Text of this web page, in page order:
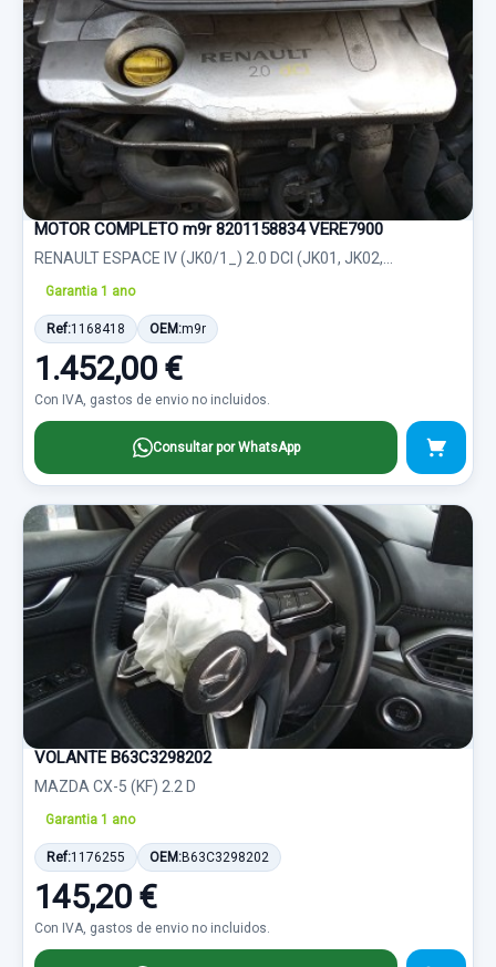
MOTOR COMPLETO m9r 8201158834 VERE7900
RENAULT ESPACE IV (JK0/1_) 2.0 DCI (JK01, JK02,...
Garantia 1 ano
Ref:1168418 OEM:m9r
1.452,00 €
Con IVA, gastos de envio no incluidos.
Consultar por WhatsApp
VOLANTE B63C3298202
MAZDA CX-5 (KF) 2.2 D
Garantia 1 ano
Ref:1176255 OEM:B63C3298202
145,20 €
Con IVA, gastos de envio no incluidos.